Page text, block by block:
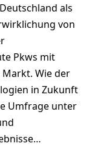
als
von
Pkws mit
Markt. Wie der
in Zukunft
Umfrage unter